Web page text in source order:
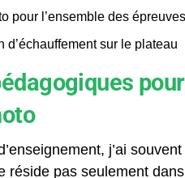
pour l’ensemble des
d’échauffement sur le plateau
j’ai
réside pas seulement